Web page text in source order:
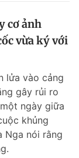
cơ ảnh
vừa ký với
lửa vào cảng
gây rủi ro
ngày giữa
khủng
Nga nói rằng